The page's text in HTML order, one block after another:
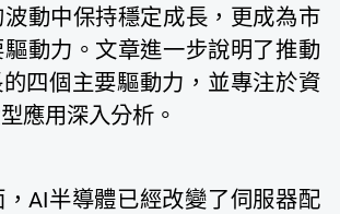
動中保持穩定成長，更成為市
動力。文章進一步說明了推動
四個主要驅動力，並專注於資
應用深入分析。
AI半導體已經改變了伺服器配